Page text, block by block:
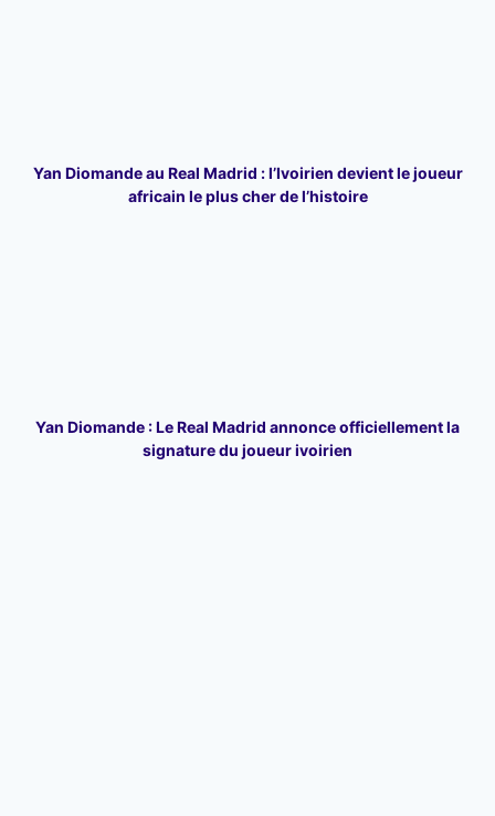
Yan Diomande au Real Madrid : l’Ivoirien devient le joueur
africain le plus cher de l’histoire
Yan Diomande : Le Real Madrid annonce officiellement la
signature du joueur ivoirien